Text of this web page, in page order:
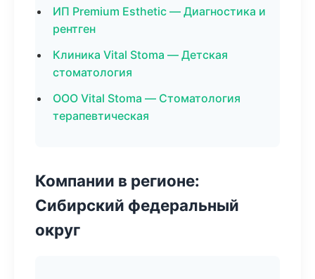
ИП Premium Esthetic — Диагностика и
рентген
Клиника Vital Stoma — Детская
стоматология
ООО Vital Stoma — Стоматология
терапевтическая
Компании в регионе:
Сибирский федеральный
округ